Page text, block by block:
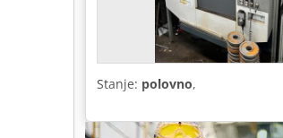
Stanje: polovno,